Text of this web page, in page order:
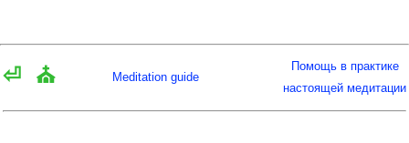
⏎ ⛪ Meditation guide
Помощь в практике
настоящей медитации